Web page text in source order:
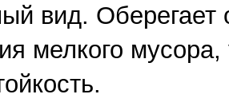
вид. Оберегает
мелкого